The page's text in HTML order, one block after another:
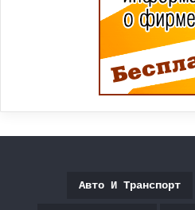
Авто И Транспорт